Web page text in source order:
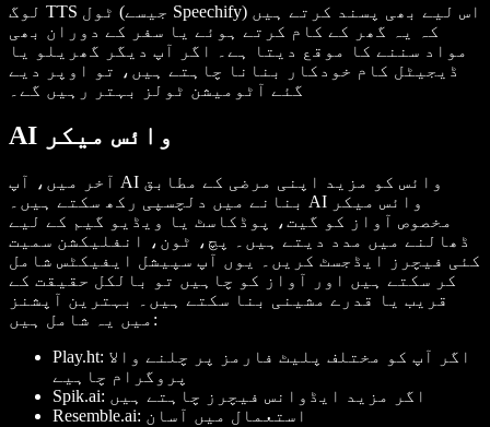
لوگ TTS ٹول (جیسے Speechify) اس لیے بھی پسند کرتے ہیں
کہ یہ گھر کے کام کرتے ہوئے یا سفر کے دوران بھی
مواد سننے کا موقع دیتا ہے۔ اگر آپ دیگر گھریلو یا
ڈیجیٹل کام خودکار بنانا چاہتے ہیں، تو اوپر دیے
گئے آٹومیشن ٹولز بہتر رہیں گے۔
AI وائس میکر
آخر میں، آپ AI وائس کو مزید اپنی مرضی کے مطابق
بنانے میں دلچسپی رکھ سکتے ہیں۔ AI وائس میکر
مخصوص آواز کو گیت، پوڈکاسٹ یا ویڈیو گیم کے لیے
ڈھالنے میں مدد دیتے ہیں۔ پچ، ٹون، انفلیکشن سمیت
کئی فیچرز ایڈجسٹ کریں۔ یوں آپ سپیشل ایفیکٹس شامل
کر سکتے ہیں اور آواز کو چاہیں تو بالکل حقیقت کے
قریب یا قدرے مشینی بنا سکتے ہیں۔ بہترین آپشنز
میں یہ شامل ہیں:
Play.ht: اگر آپ کو مختلف پلیٹ فارمز پر چلنے والا
پروگرام چاہیے
Spik.ai: اگر مزید ایڈوانس فیچرز چاہتے ہیں
Resemble.ai: استعمال میں آسان